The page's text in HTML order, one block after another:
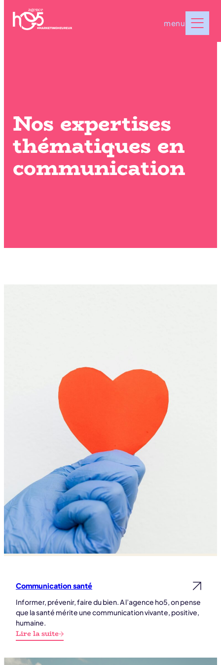
menu
Nos expertises
thématiques en
communication
Communication santé
Informer, prévenir, faire du bien. A l’agence ho5, on pense
que la santé mérite une communication vivante, positive,
humaine.
Lire la suite
:
santé